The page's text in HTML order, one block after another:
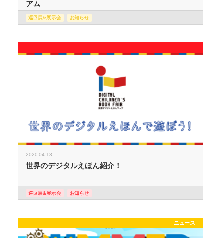
アム
巡回展&展示会 お知らせ
2020.04.13
世界のデジタルえほん紹介！
巡回展&展示会 お知らせ
ニュース